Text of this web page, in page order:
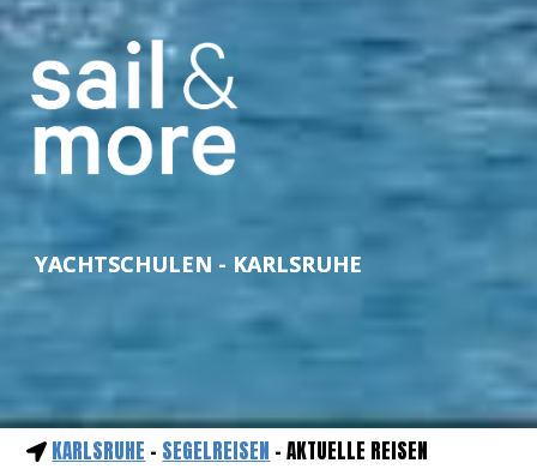
YACHTSCHULEN - KARLSRUHE
KARLSRUHE - SEGELREISEN - AKTUELLE REISEN